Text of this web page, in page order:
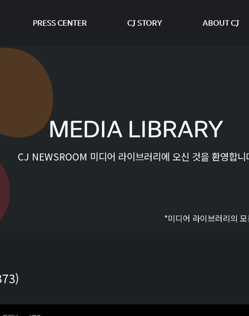
PRESS CENTER CJ STORY ABOUT CJ
MEDIA LIBRARY
CJ NEWSROOM 미디어 라이브러리에 오신 것을 환영합니
*미디어 라이브러리의